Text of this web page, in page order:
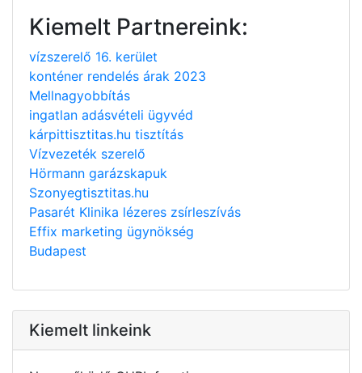
Kiemelt Partnereink:
vízszerelő 16. kerület
konténer rendelés árak 2023
Mellnagyobbítás
ingatlan adásvételi ügyvéd
kárpittisztitas.hu tisztítás
Vízvezeték szerelő
Hörmann garázskapuk
Szonyegtisztitas.hu
Pasarét Klinika lézeres zsírleszívás
Effix marketing ügynökség
Budapest
Kiemelt linkeink